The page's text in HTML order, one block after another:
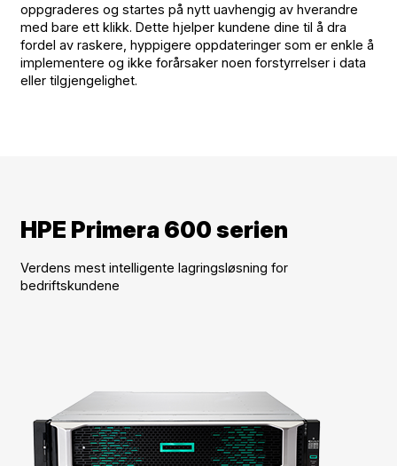
oppgraderes og startes på nytt uavhengig av hverandre
med bare ett klikk. Dette hjelper kundene dine til å dra
fordel av raskere, hyppigere oppdateringer som er enkle å
implementere og ikke forårsaker noen forstyrrelser i data
eller tilgjengelighet.
HPE Primera 600 serien
Verdens mest intelligente lagringsløsning for
bedriftskundene